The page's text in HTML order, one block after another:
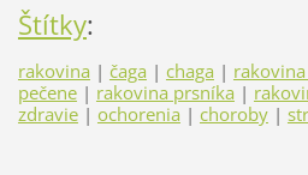
Štítky:
rakovina | čaga | chaga |
pečene | rakovina prsníka |
zdravie | ochorenia | choroby |